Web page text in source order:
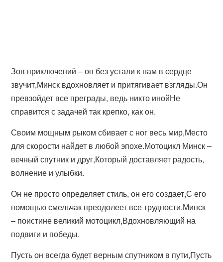
Зов приключений – он без устали к нам в сердце
звучит,Минск вдохновляет и притягивает взгляды.Он
превзойдет все преграды, ведь никто инойНе
справится с задачей так крепко, как он.
Своим мощным рыком сбивает с ног весь мир,Место
для скорости найдет в любой эпохе.Мотоцикл Минск –
вечный спутник и друг,Который доставляет радость,
волнение и улыбки.
Он не просто определяет стиль, он его создает,С его
помощью смельчак преодолеет все трудности.Минск
– поистине великий мотоцикл,Вдохновляющий на
подвиги и победы.
Пусть он всегда будет верным спутником в пути,Пусть